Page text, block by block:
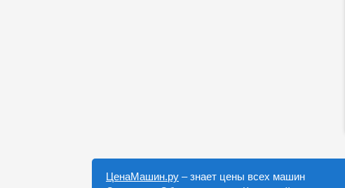
ЦенаМашин.ру – знает цены всех машин